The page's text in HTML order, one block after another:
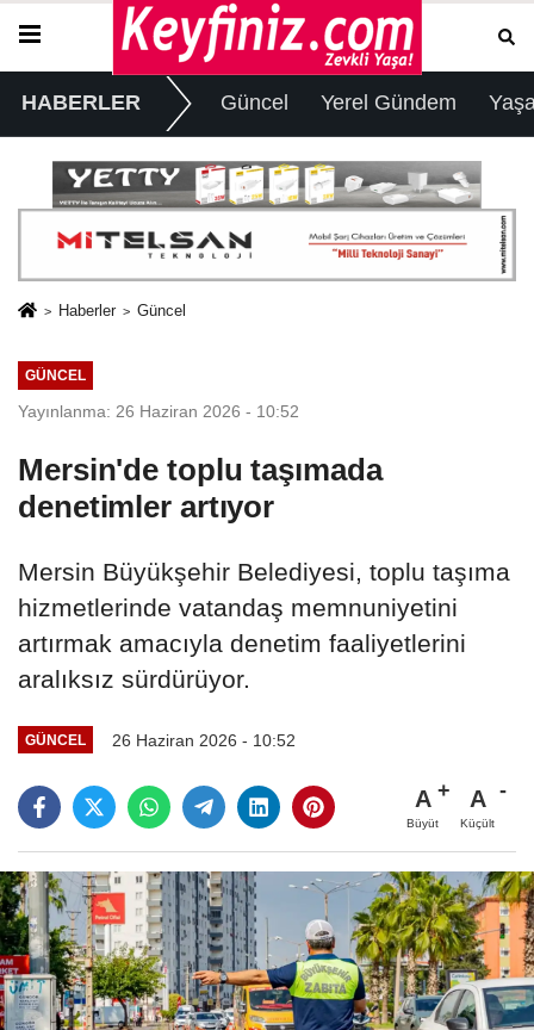
HABERLER Güncel Yerel Gündem
Haberler Güncel
GÜNCEL
Yayınlanma: 26 Haziran 2026 - 10:52
Mersin'de toplu taşımada
denetimler artıyor
Mersin Büyükşehir Belediyesi, toplu taşıma
hizmetlerinde vatandaş memnuniyetini
artırmak amacıyla denetim faaliyetlerini
aralıksız sürdürüyor.
GÜNCEL 26 Haziran 2026 - 10:52
A
Büyüt
A
Küçült